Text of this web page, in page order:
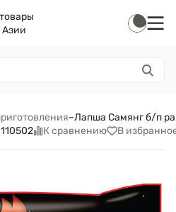
Азии
–Лапша Самянг б/п
110502 К сравнению В